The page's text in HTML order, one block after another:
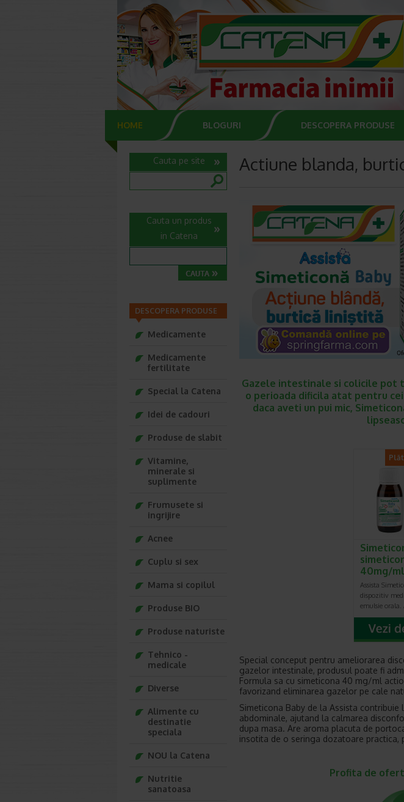
HOME BLOGURI DESCOPERA PRODUSE
Actiune blanda,
Gazele intestinale si colicile pot
o perioada dificila atat pentru
daca aveti un pui mic,
40mg/
Assista
dispozitiv
emulsie orala.
Special conceput pentru ameliorarea
gazelor intestinale, produsul poate fi
Formula sa cu simeticona 40 mg/ml
favorizand eliminarea gazelor pe cale
Simeticona Baby de la Assista
abdominale, ajutand la calmarea
dupa masa. Are aroma placuta de
insotita de o seringa dozatoare practica,
Profita de
Cauta pe site
Cauta un produs
in Catena
DESCOPERA PRODUSE
Medicamente
Medicamente
fertilitate
Special la Catena
Idei de cadouri
Produse de slabit
Vitamine,
minerale si
suplimente
Frumusete si
ingrijire
Acnee
Cuplu si sex
Mama si copilul
Produse BIO
Produse naturiste
Tehnico -
medicale
Diverse
Alimente cu
destinatie
speciala
NOU la Catena
Nutritie
sanatoasa